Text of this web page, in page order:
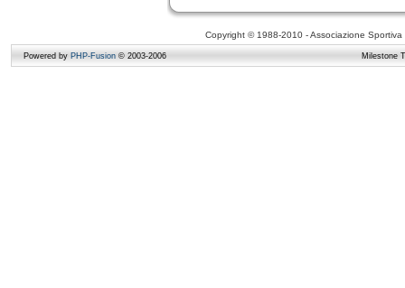
Copyright © 1988-2010 - Associazione
Powered by PHP-Fusion © 2003-2006 Milestone